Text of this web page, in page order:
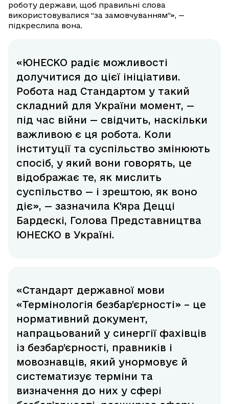
роботу держави, щоб правильні слова
використовувалися “за замовчуванням”», —
підкреслила вона.
«ЮНЕСКО радіє можливості
долучитися до цієї ініціативи.
Робота над Стандартом у такий
складний для України момент, —
під час війни — свідчить, наскільки
важливою є ця робота. Коли
інституції та суспільство змінюють
спосіб, у який вони говорять, це
відображає те, як мислить
суспільство — і зрештою, як воно
діє», — зазначила К'яра Децці
Бардескі, Голова Представництва
ЮНЕСКО в Україні.
«Стандарт державної мови
«Термінологія безбар’єрності» – це
нормативний документ,
напрацьований у синергії фахівців
із безбар’єрності, правників і
мовознавців, який унормовує й
систематизує терміни та
визначення до них у сфері